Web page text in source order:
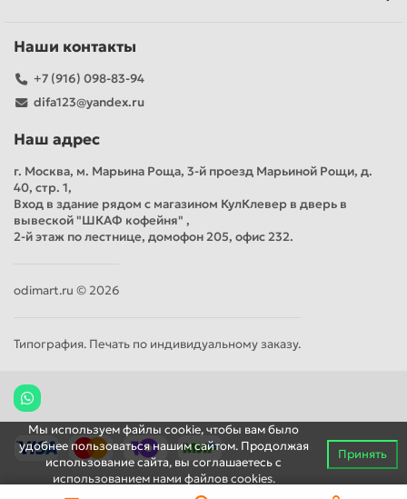
Наши контакты
+7 (916) 098-83-94
difa123@yandex.ru
Наш адрес
г. Москва, м. Марьина Роща, 3-й проезд Марьиной Рощи, д.
40, стр. 1,
Вход в здание рядом с магазином КулКлевер в дверь в
вывеской "ШКАФ кофейня" ,
2-й этаж по лестнице, домофон 205, офис 232.
odimart.ru © 2026
Типография. Печать по индивидуальному заказу.
Мы используем файлы cookie, чтобы вам было
удобнее пользоваться нашим сайтом. Продолжая
использование сайта, вы соглашаетесь c
использованием нами файлов cookies.
Принять